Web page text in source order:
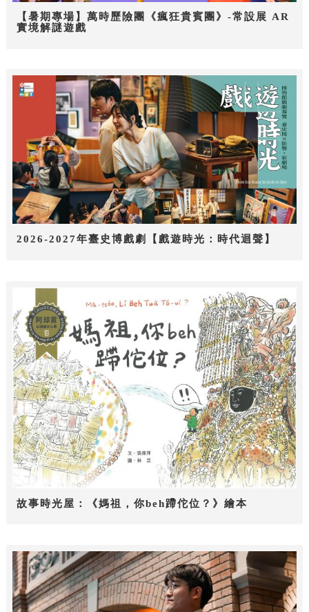
【暑期專場】萬時歷險團《瘋狂貴賓團》-常設展 AR
實境解謎遊戲
2026-2027年臺史博戲劇【戲遊時光：時代迴聲】
故事時光屋：《媽祖，你beh蹛佗位？》繪本